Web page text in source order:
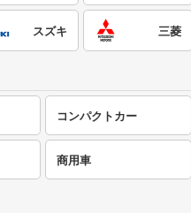
スズキ 三菱
コンパクトカー
商用車